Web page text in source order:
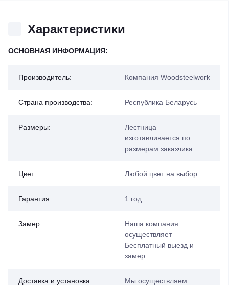
Характеристики
ОСНОВНАЯ ИНФОРМАЦИЯ:
Производитель: Компания Woodsteelwork
Страна производства: Республика Беларусь
Размеры:
Лестница
изготавливается по
размерам заказчика
Цвет: Любой цвет на выбор
Гарантия: 1 год
Замер:
Наша компания
осуществляет
Бесплатный выезд и
замер.
Доставка и установка: Мы осуществляем